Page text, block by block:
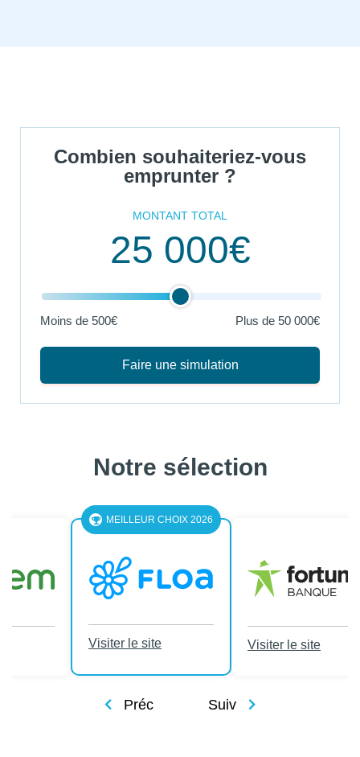
Combien souhaiteriez-vous
emprunter ?
MONTANT TOTAL
25 000€
Moins de 500€ Plus de 50 000€
Faire une simulation
Notre sélection
CHOIX 2026
Visiter le site Visiter le site
Préc Suiv